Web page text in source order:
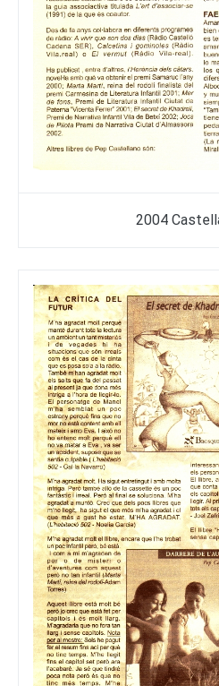
2004